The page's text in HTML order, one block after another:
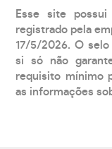
Esse site
registrado pela
17/5/2026. O
si só não
requisito mínimo
as informações